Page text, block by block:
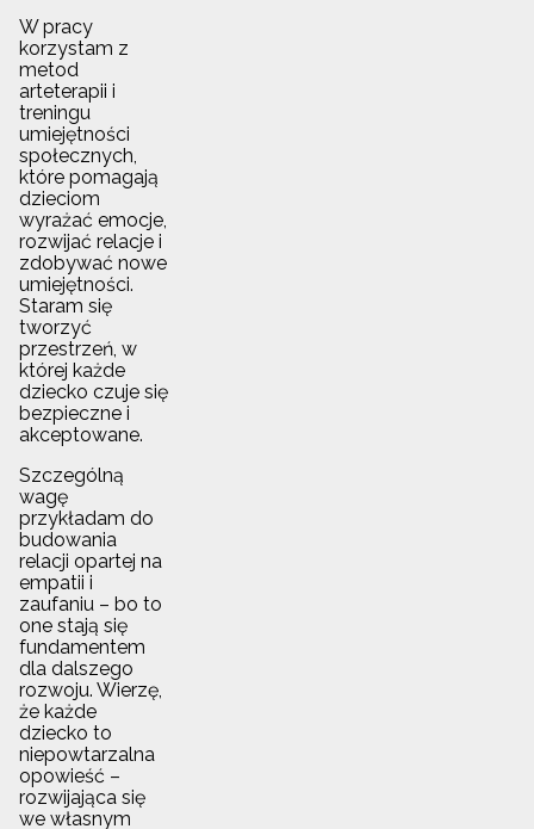
W pracy
korzystam z
metod
arteterapii i
treningu
umiejętności
społecznych,
które pomagają
dzieciom
wyrażać emocje,
rozwijać relacje i
zdobywać nowe
umiejętności.
Staram się
tworzyć
przestrzeń, w
której każde
dziecko czuje się
bezpieczne i
akceptowane.
Szczególną
wagę
przykładam do
budowania
relacji opartej na
empatii i
zaufaniu – bo to
one stają się
fundamentem
dla dalszego
rozwoju. Wierzę,
że każde
dziecko to
niepowtarzalna
opowieść –
rozwijająca się
we własnym